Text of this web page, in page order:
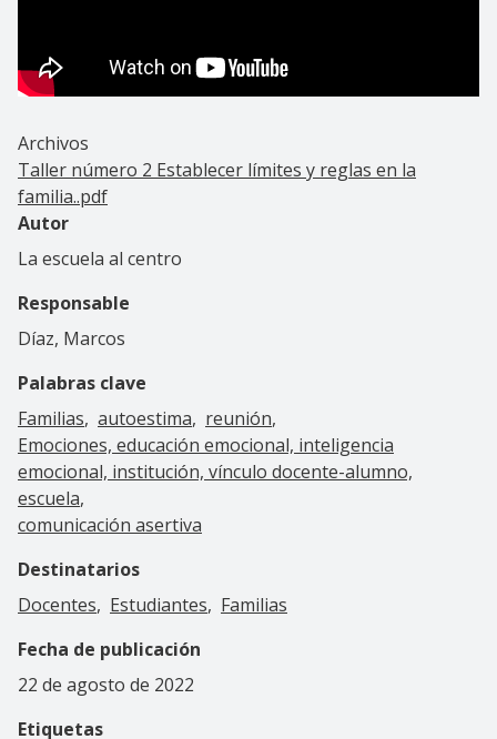
Archivos
Taller número 2 Establecer límites y reglas en la
familia..pdf
Autor
La escuela al centro
Responsable
Díaz, Marcos
Palabras clave
Familias autoestima
reunión
Emociones, educación emocional, inteligencia
emocional, institución, vínculo docente-alumno,
escuela
comunicación asertiva
Destinatarios
Docentes
Estudiantes
Familias
Fecha de publicación
22 de agosto de 2022
Etiquetas